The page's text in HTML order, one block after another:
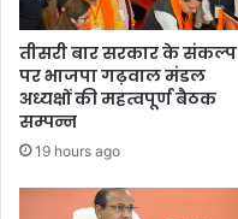
तीसरी बार सरकार के संकल्प
पर भाजपा गढ़वाल मंडल
अध्यक्षों की महत्वपूर्ण बैठक
सम्पन्न
19 hours ago